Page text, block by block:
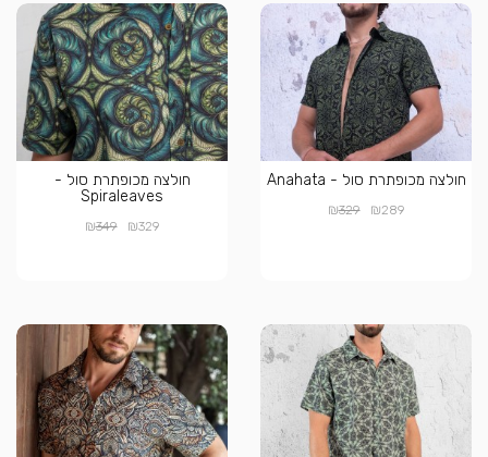
חולצה מכופתרת סול - Anahata
₪289
₪329
חולצה מכופתרת סול -
Spiraleaves
₪329
₪349